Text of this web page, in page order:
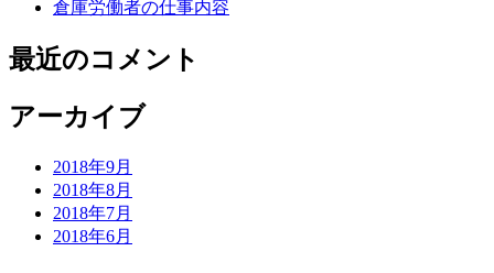
倉庫労働者の仕事内容
最近のコメント
アーカイブ
2018年9月
2018年8月
2018年7月
2018年6月